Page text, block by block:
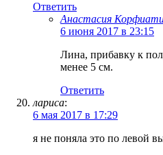
Ответить
Анастасия
6 июня 2017 в 23:15
Лина, прибавку к
менее 5 см.
Ответить
лариса:
6 мая 2017 в 17:29
я не поняла это по левой